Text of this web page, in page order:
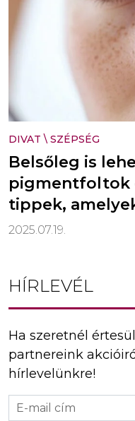
DIVAT \ SZÉPSÉG
Belsőleg is
pigmentfoltok
tippek,
2025.07.19.
HÍRLEVÉL
Ha szeretnél
partnereink
hírlevelünkre!